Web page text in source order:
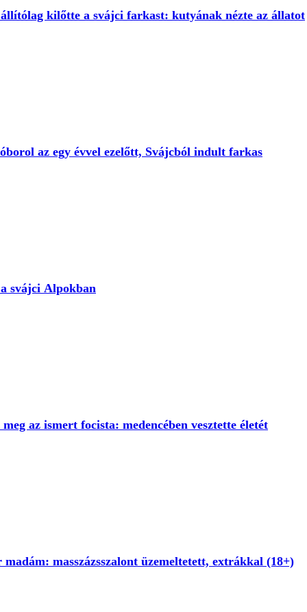
kilőtte a svájci farkast: kutyának nézte az állatot
az egy évvel ezelőtt, Svájcból indult farkas
svájci Alpokban
az ismert focista: medencében vesztette életét
masszázsszalont üzemeltetett, extrákkal (18+)